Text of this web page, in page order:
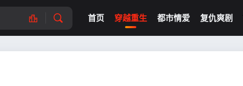
首页 穿越重生 都市情爱 复仇爽剧